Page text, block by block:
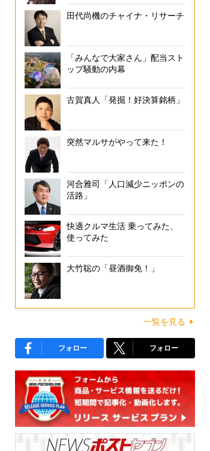
田代尚機のチャイナ・リサーチ
「みんなで大家さん」配当スト
ップ騒動の内幕
古賀真人「発掘！好決算銘柄」
突然マルサがやって来た！
河合雅司「人口減少ニッポンの
活路」
快適クルマ生活 乗ってみた、
使ってみた
大竹聡の「昼酒御免！」
一覧を見る
フォロー フォロー